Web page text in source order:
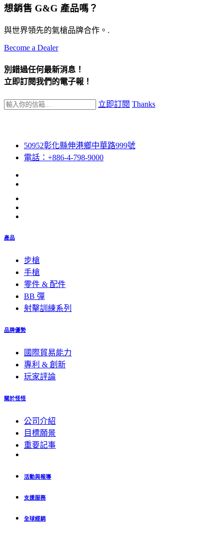
想銷售 G&G 產品嗎？
與世界領先的氣槍品牌合作。.
Become a Dealer
別錯過任何最新消息！
立即訂閱我們的電子報！
立即訂閱 Thanks
50952彰化縣伸港鄉中華路999號
電話：+886-4-798-9000
產品
步槍
手槍
零件 & 配件
BB 彈
射擊訓練系列
品牌優勢
國際貿易能力
專利 & 創新
玩家評論
關於怪怪
公司介紹
目標願景
重要記事
活動與報導
支援服務
全球經銷